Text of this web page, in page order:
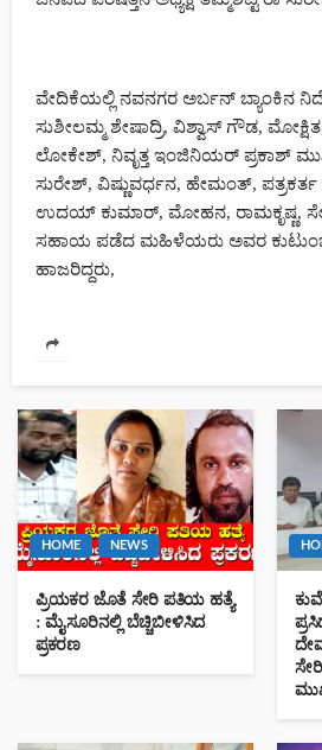
ವೇದಿಕೆಯಲ್ಲಿ ನವನಗರ ಅರ್ಬನ್ ಬ್ಯಾಂಕಿನ
ಸುಶೀಲಮ್ಮ ಶೇಷಾದ್ರಿ, ವಿಶ್ವಾಸ್ ಗೌಡ,
ಲೋಕೇಶ್, ನಿವೃತ್ತ ಇಂಜಿನಿಯರ್ ಪ್ರಕಾಶ್
ಸುರೇಶ್, ವಿಷ್ಣುವರ್ಧನ, ಹೇಮಂತ್,
ಉದಯ್ ಕುಮಾರ್, ಮೋಹನ, ರಾಮಕೃಷ್ಣ,
ಸಹಾಯ ಪಡೆದ ಮಹಿಳೆಯರು ಅವರ ಕುಟುಂಬದ
ಹಾಜರಿದ್ದರು,
HOME NEWS
ಪ್ರಿಯಕರ ಜೊತೆ ಸೇರಿ ಪತಿಯ ಹತ್ಯೆ
: ಮೈಸೂರಿನಲ್ಲಿ ಬೆಚ್ಚಿಬೀಳಿಸಿದ
ಪ್ರಕರಣ